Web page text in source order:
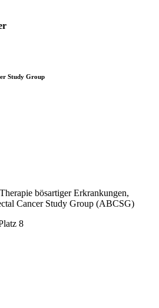
Study Group
bösartiger Erkrankungen,
Cancer Study Group (ABCSG)
8